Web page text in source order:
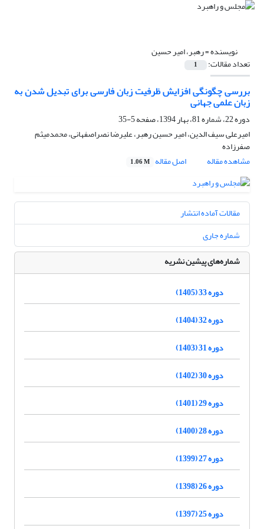
نویسنده =رهبر، امیر حسین
تعداد مقالات: 1
بررسی چگونگی افزایش ظرفیت زبان فارسی برای تبدیل شدن به
زبان علمی جهانی
دوره 22، شماره 81، بهار 1394، صفحه
5-35
امیرعلی سیف الدین، امیر حسین رهبر، علیرضا نصراصفهانی، محمدمیثم
صفرزاده
مشاهده مقاله
اصل مقاله 1.06 M
مقالات آماده انتشار
شماره جاری
شماره‌های پیشین نشریه
دوره 33 (1405)
دوره 32 (1404)
دوره 31 (1403)
دوره 30 (1402)
دوره 29 (1401)
دوره 28 (1400)
دوره 27 (1399)
دوره 26 (1398)
دوره 25 (1397)